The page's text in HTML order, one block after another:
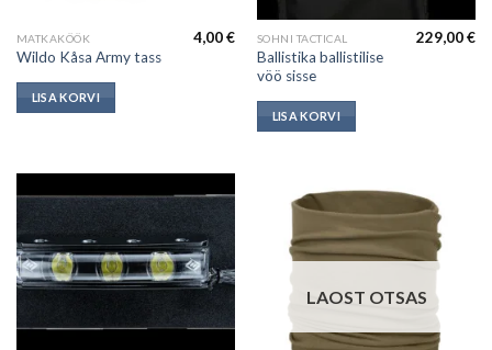
MATKAKÖÖK
Wildo Kåsa Army tass
4,00€
LISA KORVI
SOHNI TACTICAL
Ballistika ballistilise
vöö sisse
229,00€
LISA KORVI
LAOST OTSAS